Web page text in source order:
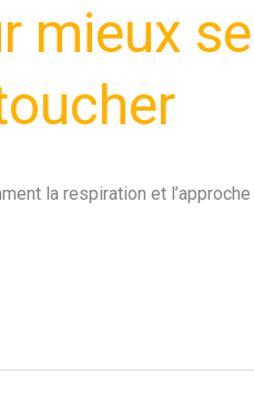
mieux
la respiration et